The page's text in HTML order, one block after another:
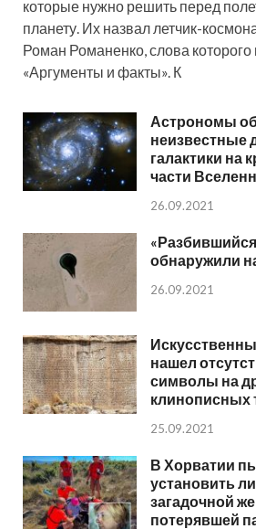
которые нужно решить перед
планету. Их назвал летчик-
Роман Романенко, слова которого
«Аргументы и факты». К
Астрономы
неизвестные
галактики на
части
26.09.2021
обнаружили
26.09.2021
нашел
символы на
клинописных
25.09.2021
В Хорватии
установить
загадочной
потерявшей